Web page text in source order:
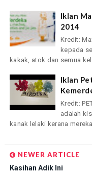
Iklan
2014
Kredit:
kepada
kakak, atok dan semua
Iklan
Kredit:
adalah
kanak lelaki kerana
NEWER ARTICLE
Kasihan Adik Ini